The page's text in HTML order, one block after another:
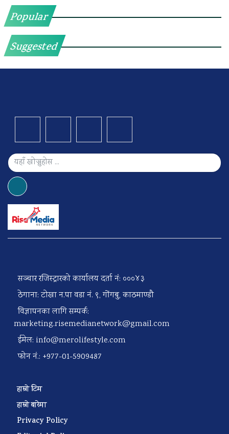
Popular
Suggested
सञ्चार रजिस्ट्रारको कार्यालय दर्ता नं: ०००४३
ठेगाना: टोखा न.पा वडा नं. ९, गोंगबु, काठमाण्डौ
विज्ञापनका लागि सम्पर्क:
marketing.risemedianetwork@gmail.com
ईमेल: info@merolifestyle.com
फोन नं.: +977-01-5909487
हाम्रो टिम
हाम्रो बारेमा
Privacy Policy